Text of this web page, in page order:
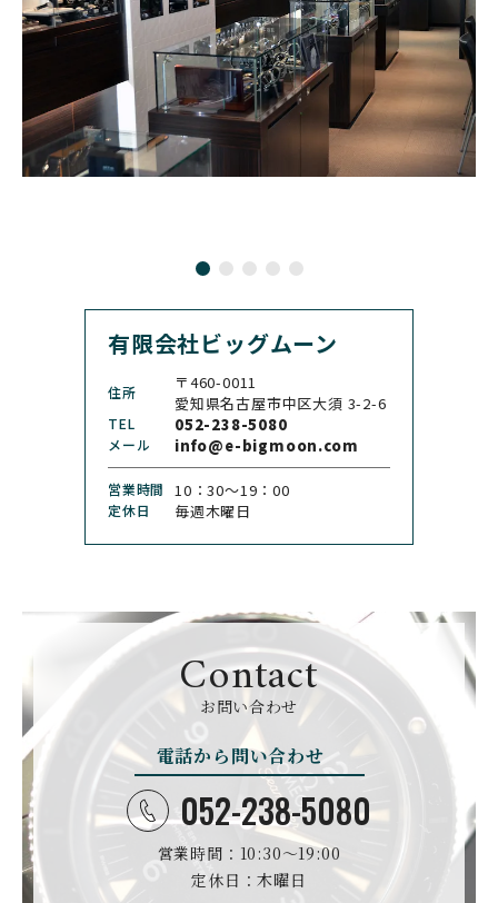
ALAIN SILBERSTEIN
アラン・シルベスタイン
CITIZEN
シチズン
BREITLING
ブライトリング
BRUNO SOHNLE Glash
utte
ブルーノ・ゾンレー・ グ
ラスヒュッテ
BULOVA
ブローバ
BVLGARI
ブルガリ
CHANEL
シャネル
CHOPARD
ショパール
CHRISTOPHER WARD
クリストファー・ウォー
CHRONO TOKYO
CHRONOSWISS
クロノスイス
CUERVOY SOBRINOS CVSTOS
CYRUS CZAPEK
チャペック
D. DORNBLÜTH&SOH
N
D.ドルンブルート＆ゾー
DAMASKO
DANIEL ROTH
ダニエル・ロート
DAVOSA
DUBEY&SCHALDENBR
ダービー&シャルデンブラ
E.C.W
ヨーロピアン・カンパニ
ー・ウォッチ
有限会社ビッグムーン
住所
〒460-0011
愛知県名古屋市中区大須 3-2-6
TEL 052-238-5080
メール info@e-bigmoon.com
営業時間 10：30〜19：00
定休日 毎週木曜日
Contact
お問い合わせ
電話から問い合わせ
052-238-5080
営業時間：10:30〜19:00
定休日：木曜日